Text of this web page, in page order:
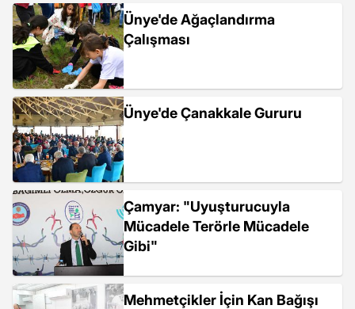
Ünye'de Ağaçlandırma
Çalışması
Ünye'de Çanakkale Gururu
Çamyar: "Uyuşturucuyla
Mücadele Terörle Mücadele
Gibi"
Mehmetçikler İçin Kan Bağışı